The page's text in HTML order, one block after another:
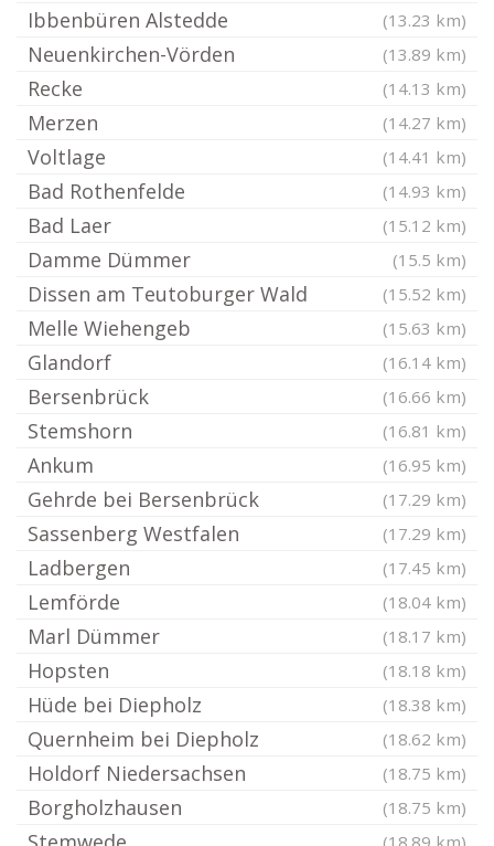
Ibbenbüren Alstedde (13.23 km)
Neuenkirchen-Vörden (13.89 km)
Recke (14.13 km)
Merzen (14.27 km)
Voltlage (14.41 km)
Bad Rothenfelde (14.93 km)
Bad Laer (15.12 km)
Damme Dümmer (15.5 km)
Dissen am Teutoburger Wald (15.52 km)
Melle Wiehengeb (15.63 km)
Glandorf (16.14 km)
Bersenbrück (16.66 km)
Stemshorn (16.81 km)
Ankum (16.95 km)
Gehrde bei Bersenbrück (17.29 km)
Sassenberg Westfalen (17.29 km)
Ladbergen (17.45 km)
Lemförde (18.04 km)
Marl Dümmer (18.17 km)
Hopsten (18.18 km)
Hüde bei Diepholz (18.38 km)
Quernheim bei Diepholz (18.62 km)
Holdorf Niedersachsen (18.75 km)
Borgholzhausen (18.75 km)
(18.89 km)